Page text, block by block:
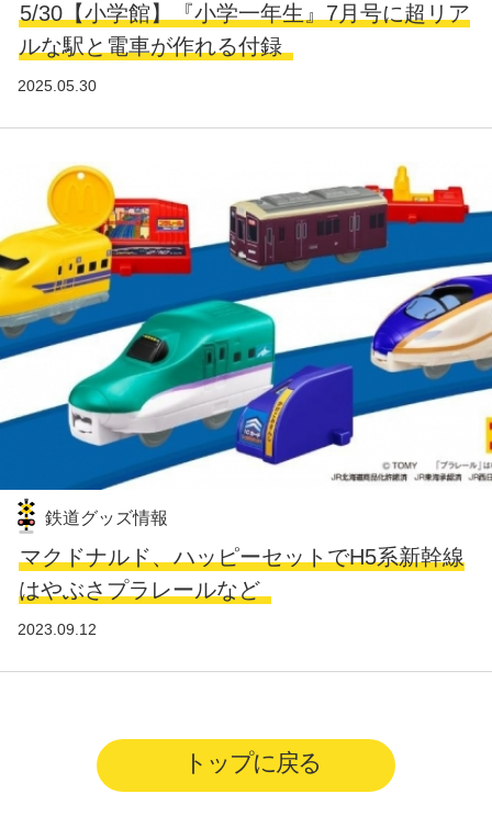
5/30【小学館】『小学一年生』7月号に超リア
ルな駅と電車が作れる付録
2025.05.30
鉄道グッズ情報
マクドナルド、ハッピーセットでH5系新幹線
はやぶさプラレールなど
2023.09.12
トップに戻る